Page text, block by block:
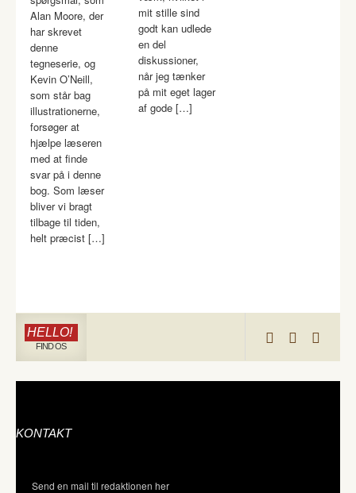
Alan Moore, der
har skrevet
denne
tegneserie, og
Kevin O’Neill,
som står bag
illustrationerne,
forsøger at
hjælpe læseren
med at finde
svar på i denne
bog. Som læser
bliver vi bragt
tilbage til tiden,
helt præcist […]
mit stille sind
godt kan udlede
en del
diskussioner,
når jeg tænker
på mit eget lager
af gode […]
HELLO!
FIND OS
KONTAKT
Send en mail til redaktionen her